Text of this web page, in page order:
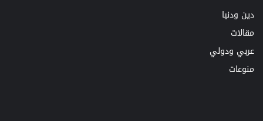
دين ودنيا
مقالات
عربي ودولي
منوعات